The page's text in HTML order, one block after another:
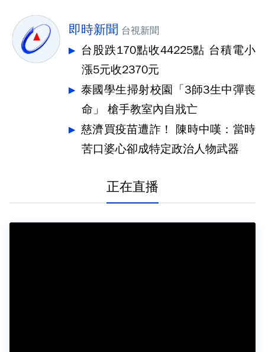
即時新聞 台視新聞
台股跌170點收44225點 台積電小
漲5元收2370元
泰國學生掃射校園「3師3生中彈喪
命」 槍手教室內自戕亡
慈濟買疫苗遭詐！ 陳時中嘆：當時
苦口婆心卻成特定政治人物武器
正在直播